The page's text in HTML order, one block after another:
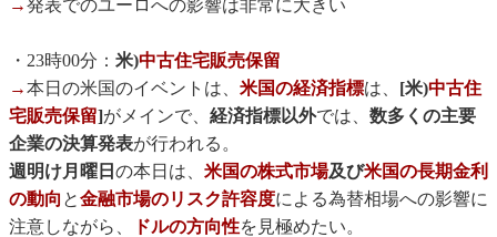
→発表でのユーロへの影響は非常に大きい
・23時00分： 米)中古住宅販売保留
→本日の米国のイベントは、 米国の経済指標は、 [米)中古住
宅販売保留]がメインで、 経済指標以外では、 数多くの主要
企業の決算発表が行われる。
週明け月曜日 の本日は、 米国の株式市場及び米国の長期金利
の動向 と金融市場のリスク許容度による為替相場への影響に
注意しながら、
ドルの方向性を見極めたい。